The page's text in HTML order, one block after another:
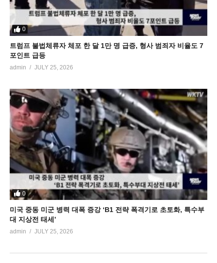
0
트럼프 불법체류자 체포 한 달 1만 명 급증, 형사 범죄자 비율도 7
포인트 급등
admin JULY 25, 2026
0
미국 중동 미군 병력 대폭 증강 ‘B1 전략 폭격기로 초토화, 특수부
대 지상전 태세’
admin JULY 25, 2026